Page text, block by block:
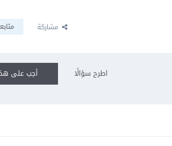
مشاركة
أجب على اطرح سؤالًا